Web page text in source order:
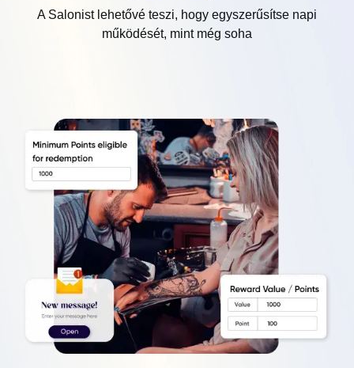
A Salonist lehetővé teszi, hogy egyszerűsítse napi
működését, mint még soha